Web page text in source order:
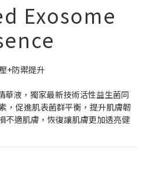
Exosome
+防禦提升
液，獨家最新技術活性益生菌同
，促進肌表菌群平衡，提升肌膚韌
不適肌膚，恢復讓肌膚更加透亮健